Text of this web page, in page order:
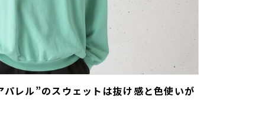
レル”のスウェットは抜け感と色使いが